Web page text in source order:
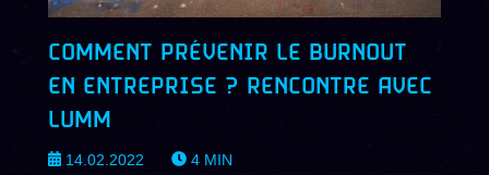
COMMENT PRÉVENIR LE BURNOUT
EN ENTREPRISE ? RENCONTRE AVEC
LUMM
14.02.2022 4 MIN